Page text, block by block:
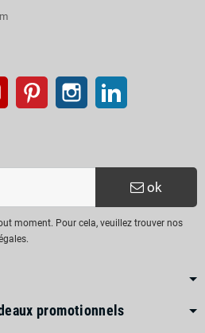
Youtube Pinterest Instagram
ok
moment. Pour cela, veuillez trouver nos
promotionnels